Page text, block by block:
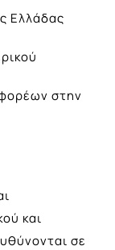
Ελλάδας
στην
και
σε